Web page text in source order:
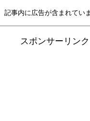
記事内に広告が含まれていま
スポンサーリンク